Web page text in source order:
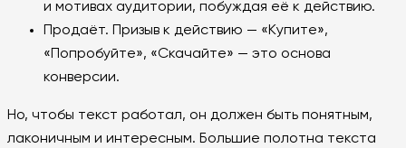
и мотивах аудитории, побуждая её к действию.
Продаёт. Призыв к действию — «Купите»,
«Попробуйте», «Скачайте» — это основа
конверсии.
Но, чтобы текст работал, он должен быть понятным,
лаконичным и интересным. Большие полотна текста